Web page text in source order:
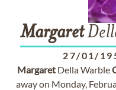
Margaret
27/01/
Margaret Della Warble
away on Monday,